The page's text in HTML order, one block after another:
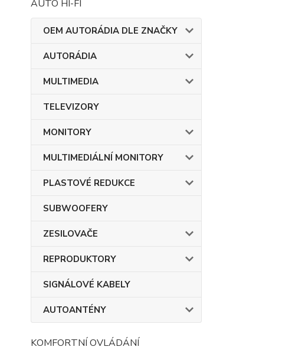
AUTO HI-FI
OEM AUTORÁDIA DLE ZNAČKY
AUTORÁDIA
MULTIMEDIA
TELEVIZORY
MONITORY
MULTIMEDIÁLNÍ MONITORY
PLASTOVÉ REDUKCE
SUBWOOFERY
ZESILOVAČE
REPRODUKTORY
SIGNÁLOVÉ KABELY
AUTOANTÉNY
KOMFORTNÍ OVLÁDÁNÍ